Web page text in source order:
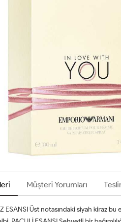
Müşteri Yorumları
ESANSI Üst notasındaki siyah kiraz